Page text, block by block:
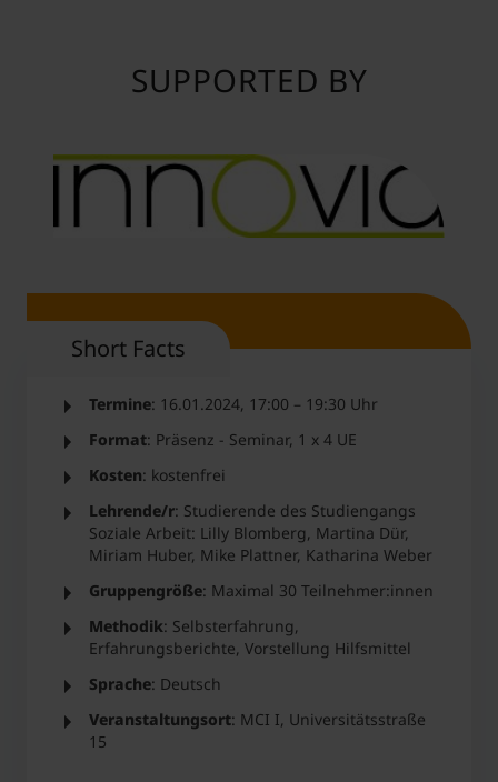
SUPPORTED BY
Short Facts
Termine: 16.01.2024, 17:00 – 19:30 Uhr
Format: Präsenz - Seminar, 1 x 4 UE
Kosten: kostenfrei
Lehrende/r: Studierende des Studiengangs
Soziale Arbeit: Lilly Blomberg, Martina Dür,
Miriam Huber, Mike Plattner, Katharina Weber
Gruppengröße: Maximal 30 Teilnehmer:innen
Methodik: Selbsterfahrung,
Erfahrungsberichte, Vorstellung Hilfsmittel
Sprache: Deutsch
Veranstaltungsort: MCI I, Universitätsstraße
15